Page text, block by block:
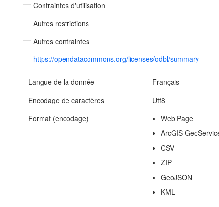
Contraintes d'utilisation
Autres restrictions
Autres contraintes
https://opendatacommons.org/licenses/odbl/summary
Langue de la donnée
Français
Encodage de caractères
Utf8
Format (encodage)
Web Page
ArcGIS
CSV
ZIP
GeoJSON
KML